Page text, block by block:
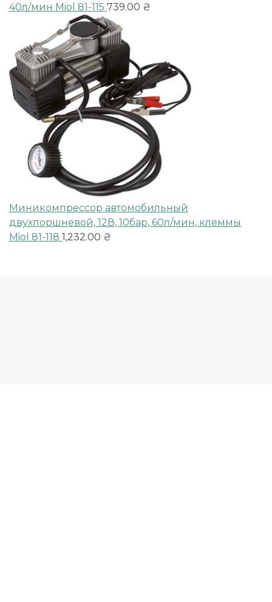
40л/мин Miol 81-115 739.00 ₴
Миникомпрессор автомобильный
двухпоршневой, 12В, 10бар, 60л/мин, клеммы
Miol 81-118 1,232.00 ₴